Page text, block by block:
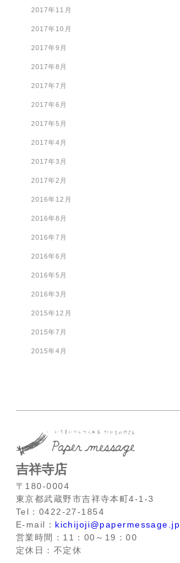
2017年11月
2017年10月
2017年9月
2017年8月
2017年7月
2017年6月
2017年5月
2017年4月
2017年3月
2017年2月
2016年12月
2016年8月
2016年7月
2016年6月
2016年5月
2016年3月
2015年12月
2015年7月
2015年4月
吉祥寺店
〒180-0004
東京都武蔵野市吉祥寺本町4-1-3
Tel：0422-27-1854
E-mail： kichijoji@papermessage.jp
営業時間：11：00～19：00
定休日：不定休